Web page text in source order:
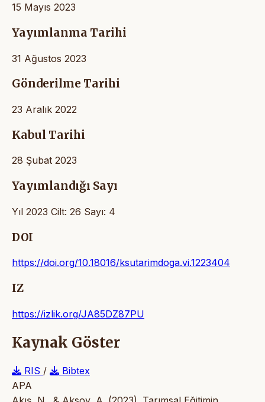
15 Mayıs 2023
Yayımlanma Tarihi
31 Ağustos 2023
Gönderilme Tarihi
23 Aralık 2022
Kabul Tarihi
28 Şubat 2023
Yayımlandığı Sayı
Yıl 2023 Cilt: 26 Sayı: 4
DOI
https://doi.org/10.18016/ksutarimdoga.vi.1223404
IZ
https://izlik.org/JA85DZ87PU
Kaynak Göster
RIS /
Bibtex
APA